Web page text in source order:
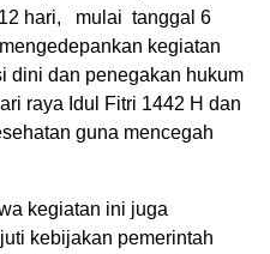
hari, mulai tanggal 6
kegiatan
dini dan penegakan hukum
raya Idul Fitri 1442 H dan
guna mencegah
kegiatan ini juga
kebijakan pemerintah